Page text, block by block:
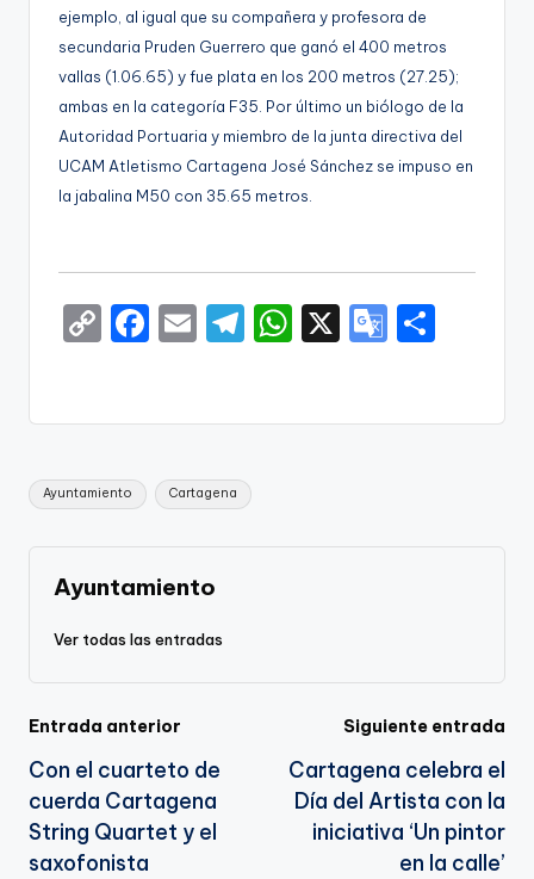
ejemplo, al igual que su compañera y profesora de
secundaria Pruden Guerrero que ganó el 400 metros
vallas (1.06.65) y fue plata en los 200 metros (27.25);
ambas en la categoría F35. Por último un biólogo de la
Autoridad Portuaria y miembro de la junta directiva del
UCAM Atletismo Cartagena José Sánchez se impuso en
la jabalina M50 con 35.65 metros.
C
y
Li
n
k
F
e
b
o
o
k
E
l
T
gr
a
m
W
ts
p
X
G
gl
a
e
Etiquetas:
Ayuntamiento Cartagena
Ayuntamiento
Ver todas las entradas
Navegación
de
entradas
Entrada anterior
Con el cuarteto de
cuerda Cartagena
String Quartet y el
saxofonista
Siguiente entrada
Cartagena celebra el
Día del Artista con la
iniciativa ‘Un pintor
en la calle’